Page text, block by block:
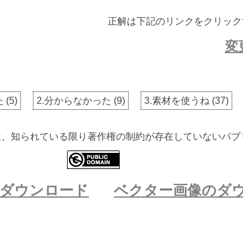
正解は下記のリンクをクリッ
変
(5) 2.分からなかった (9) 3.素材を使うね (37)
知られている限り著作権の制約が存在していないパブ
ウンロード ベクター画像のダ